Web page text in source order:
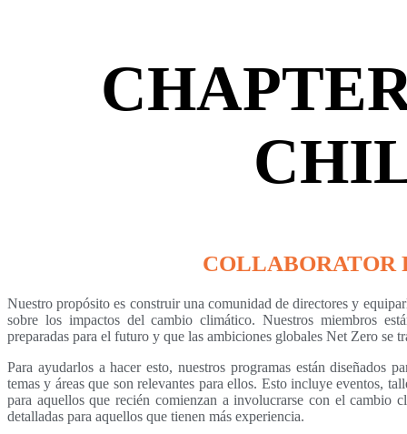
COLLABORATOR
Nuestro propósito es construir una comunidad de directores y
sobre los impactos del cambio climático. Nuestros miembros
preparadas para el futuro y que las ambiciones globales Net Zero se
Para ayudarlos a hacer esto, nuestros programas están diseñados
temas y áreas que son relevantes para ellos. Esto incluye eventos,
para aquellos que recién comienzan a involucrarse con el cambio
detalladas para aquellos que tienen más experiencia.